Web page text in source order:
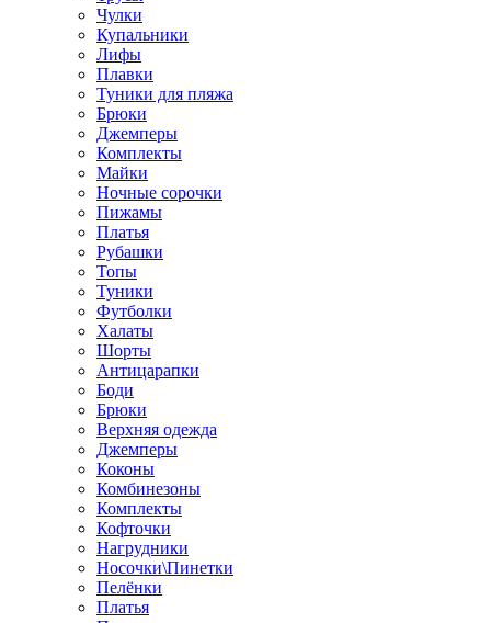
Чулки
Купальники
Лифы
Плавки
Туники для пляжа
Брюки
Джемперы
Комплекты
Майки
Ночные сорочки
Пижамы
Платья
Рубашки
Топы
Туники
Футболки
Халаты
Шорты
Антицарапки
Боди
Брюки
Верхняя одежда
Джемперы
Коконы
Комбинезоны
Комплекты
Кофточки
Нагрудники
Носочки\Пинетки
Пелёнки
Платья